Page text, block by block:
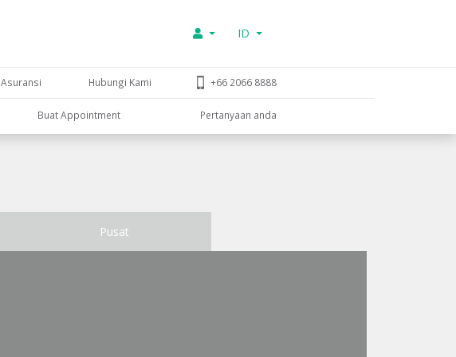
ID
Asuransi Hubungi Kami +66 2066 8888
Buat Appointment Pertanyaan anda
Pusat